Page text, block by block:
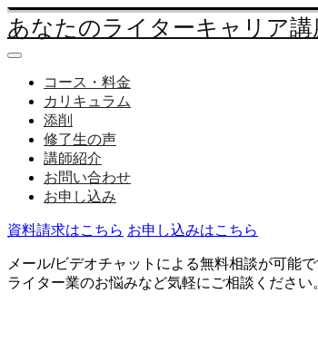
あなたのライターキャリア講
コース・料金
カリキュラム
添削
修了生の声
講師紹介
お問い合わせ
お申し込み
資料請求はこちら お申し込みはこちら
メール/ビデオチャットによる無料相談が可能で
ライター業のお悩みなど気軽にご相談ください